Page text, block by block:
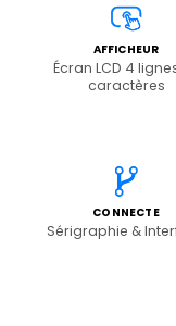
AFFICHEUR
Écran LCD 4
caractères
CONNECTE
Sérigraphie &